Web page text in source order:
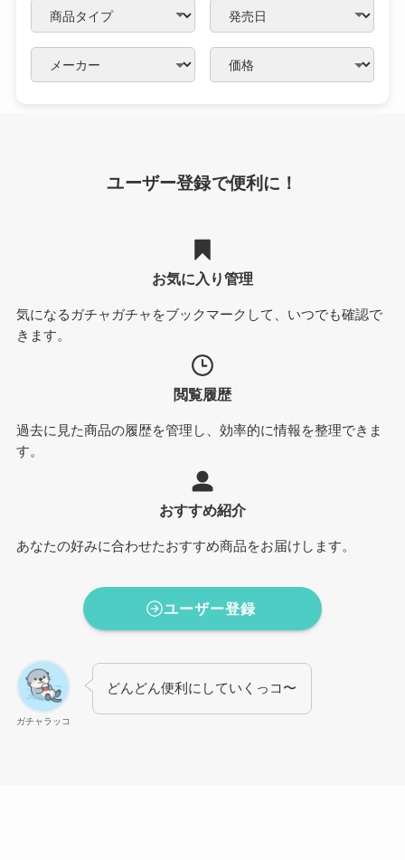
ユーザー登録で便利に！
お気に入り管理
気になるガチャガチャをブックマークして、いつでも確認で
きます。
閲覧履歴
過去に見た商品の履歴を管理し、効率的に情報を整理できま
す。
おすすめ紹介
あなたの好みに合わせたおすすめ商品をお届けします。
ユーザー登録
ガチャラッコ
どんどん便利にしていくっコ〜